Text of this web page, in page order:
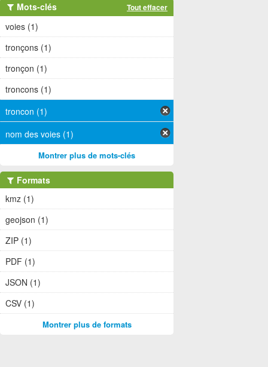
Mots-clés Tout effacer
voies (1)
tronçons (1)
tronçon (1)
troncons (1)
troncon (1)
nom des voies (1)
Montrer plus de mots-clés
Formats
kmz (1)
geojson (1)
ZIP (1)
PDF (1)
JSON (1)
CSV (1)
Montrer plus de formats